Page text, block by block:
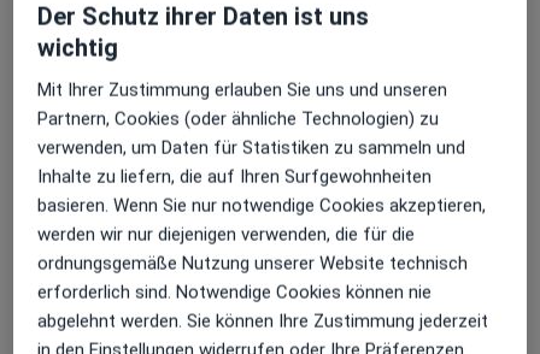
Zahnentfernung
Wurzelspitzenresektion
Entfernung von Lippen-/Zungenbändchen
Der Schutz ihrer Daten ist uns
wichtig
Mit Ihrer Zustimmung erlauben Sie uns und unseren
Partnern, Cookies (oder ähnliche Technologien) zu
verwenden, um Daten für Statistiken zu sammeln und
Inhalte zu liefern, die auf Ihren Surfgewohnheiten
basieren. Wenn Sie nur notwendige Cookies akzeptieren,
werden wir nur diejenigen verwenden, die für die
ordnungsgemäße Nutzung unserer Website technisch
erforderlich sind. Notwendige Cookies können nie
abgelehnt werden. Sie können Ihre Zustimmung jederzeit